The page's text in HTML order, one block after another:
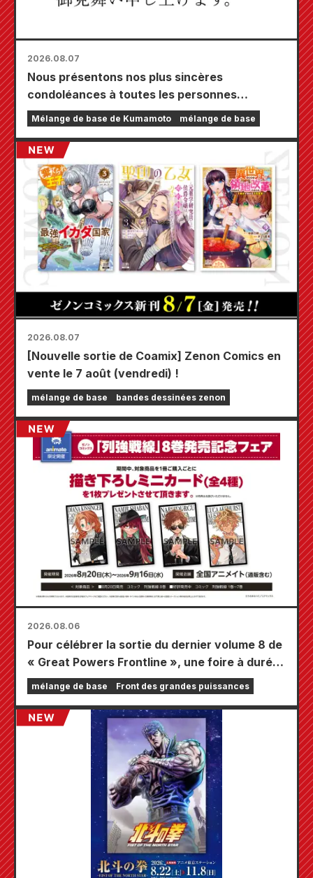
2026.08.07
Nous présentons nos plus sincères
condoléances à toutes les personnes
touchées par le tremblement de terre de
Kumamoto de 2026.
Mélange de base de Kumamoto mélange de base
2026.08.07
[Nouvelle sortie de Coamix] Zenon Comics en
vente le 7 août (vendredi) !
mélange de base bandes dessinées zenon
2026.08.06
Pour célébrer la sortie du dernier volume 8 de
« Great Powers Frontline », une foire à durée
limitée se tiendra dans les magasins Animate
à travers le pays à partir du 20 août, où vous
pourrez obtenir une mini-carte spécialement
dessinée (4 types au total) !
mélange de base Front des grandes puissances